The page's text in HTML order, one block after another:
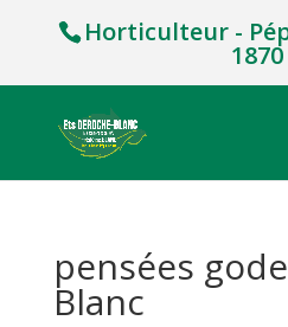
Horticulteur -
1870
pensées
Blanc